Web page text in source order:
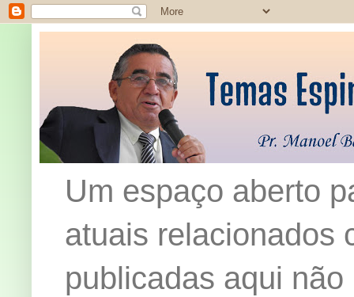
Um espaço aberto
atuais relacionados
publicadas aqui